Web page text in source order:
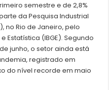
semestre e de 2,8%
da Pesquisa Industrial
no Rio de Janeiro, pelo
Estatística (IBGE). Segundo
junho, o setor ainda está
registrado em
do nível recorde em maio